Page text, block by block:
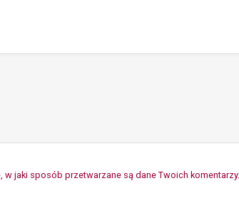
w jaki sposób przetwarzane są dane Twoich komentarzy.